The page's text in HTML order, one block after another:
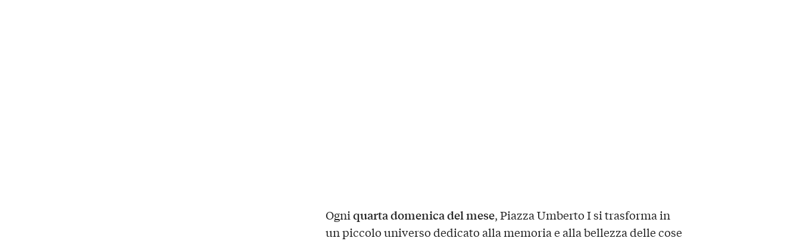
Ogniquarta domenica del mese, Piazza Umberto I si trasforma in
un piccolo universo dedicato alla memoria e alla bellezza delle cose